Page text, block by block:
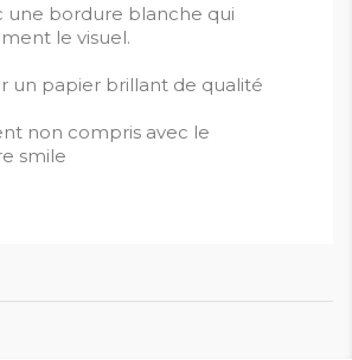
une bordure blanche qui
le visuel.
un papier brillant de qualité
non compris avec le
smile